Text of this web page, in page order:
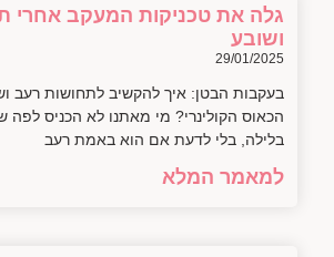
גלה את טכניקות המעקב אחרי
ושובע
29/01/2025
בעקבות הבטן: איך להקשיב לתחושות רעב
בלילה, בלי לדעת אם הוא באמת רעב
למאמר המלא